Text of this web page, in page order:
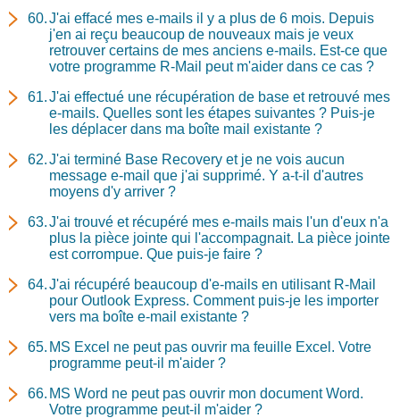
J'ai effacé mes e-mails il y a plus de 6 mois. Depuis
j'en ai reçu beaucoup de nouveaux mais je veux
retrouver certains de mes anciens e-mails. Est-ce que
votre programme R-Mail peut m'aider dans ce cas ?
J'ai effectué une récupération de base et retrouvé mes
e-mails. Quelles sont les étapes suivantes ? Puis-je
les déplacer dans ma boîte mail existante ?
J'ai terminé Base Recovery et je ne vois aucun
message e-mail que j'ai supprimé. Y a-t-il d'autres
moyens d'y arriver ?
J'ai trouvé et récupéré mes e-mails mais l'un d'eux n'a
plus la pièce jointe qui l'accompagnait. La pièce jointe
est corrompue. Que puis-je faire ?
J'ai récupéré beaucoup d'e-mails en utilisant R-Mail
pour Outlook Express. Comment puis-je les importer
vers ma boîte e-mail existante ?
MS Excel ne peut pas ouvrir ma feuille Excel. Votre
programme peut-il m'aider ?
MS Word ne peut pas ouvrir mon document Word.
Votre programme peut-il m'aider ?